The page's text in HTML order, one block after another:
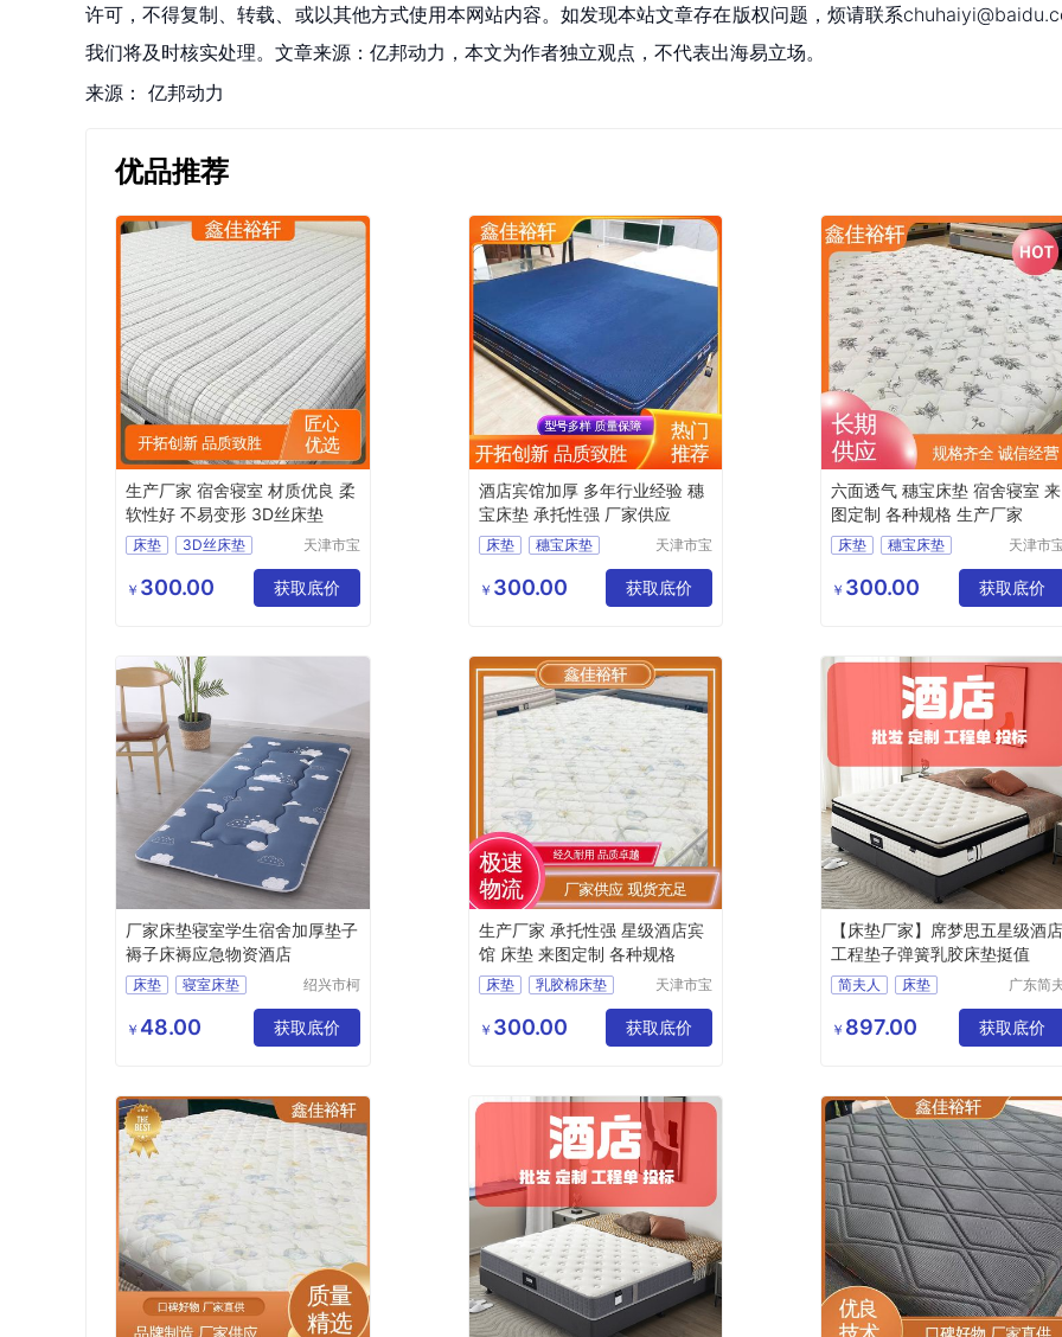
许可，不得复制、转载、或以其他方式使用本网站内容。如发现本站文章存在版权问题，烦请联系
我们将及时核实处理。文章来源：亿邦动力，本文为作者独立观点，不代表出海易立场。
来源： 亿邦动力
优品推荐
生产厂家 宿舍寝室 材质优良 柔
软性好 不易变形 3D丝床垫
床垫
3D丝床垫
席梦思弹簧垫
天津市宝
裕轩床垫
厂
￥ 300.00 获取底价
酒店宾馆加厚 多年行业经验 穗
宝床垫 承托性强 厂家供应
床垫
穗宝床垫
席梦思弹簧垫
天津市宝
裕轩床垫
厂
￥ 300.00 获取底价
六面透气 穗宝床垫 宿舍寝室 来
图定制 各种规格 生产厂家
床垫
穗宝床垫
席梦思弹簧垫
天津市
裕轩床
厂
￥ 300.00 获取底价
厂家床垫寝室学生宿舍加厚垫子
褥子床褥应急物资酒店
床垫
寝室床垫
绍兴市柯
轻纺城黄
工兵布行
￥ 48.00 获取底价
生产厂家 承托性强 星级酒店宾
馆 床垫 来图定制 各种规格
床垫
乳胶棉床垫
竹炭棕床垫
床垫厂家
天津市宝
裕轩床垫
厂
￥ 300.00 获取底价
【床垫厂家】席梦思五星级酒
工程垫子弹簧乳胶床垫挺值
简夫人
床垫
广东简
限公司
￥ 897.00 获取底价